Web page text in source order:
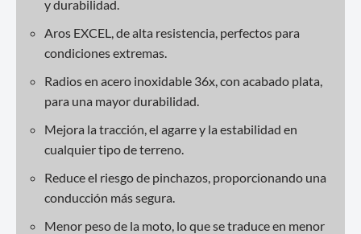
y durabilidad.
Aros EXCEL, de alta resistencia, perfectos para
condiciones extremas.
Radios en acero inoxidable 36x, con acabado plata,
para una mayor durabilidad.
Mejora la tracción, el agarre y la estabilidad en
cualquier tipo de terreno.
Reduce el riesgo de pinchazos, proporcionando una
conducción más segura.
Menor peso de la moto, lo que se traduce en menor